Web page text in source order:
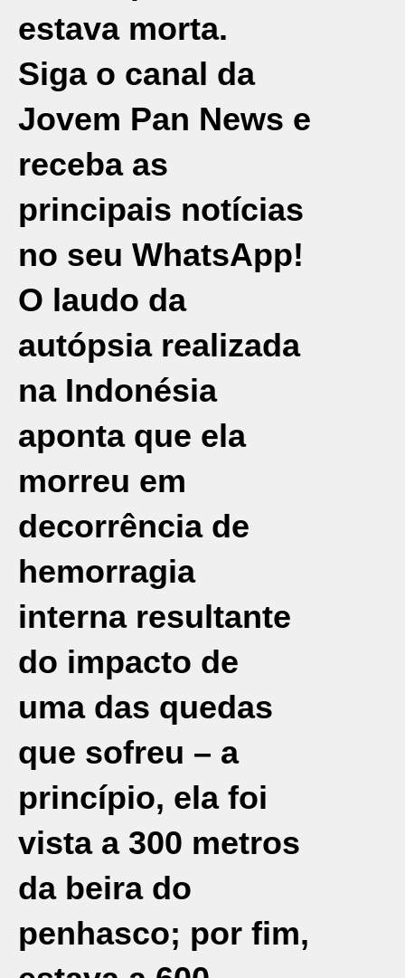
estava morta.
Siga o canal da
Jovem Pan News e
receba as
principais notícias
no seu WhatsApp!
O laudo da
autópsia realizada
na Indonésia
aponta que ela
morreu em
decorrência de
hemorragia
interna resultante
do impacto de
uma das quedas
que sofreu – a
princípio, ela foi
vista a 300 metros
da beira do
penhasco; por fim,